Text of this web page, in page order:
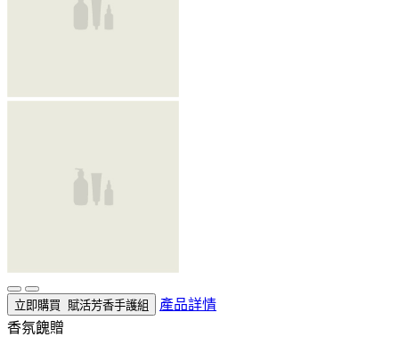
立即購買 賦活芳香手護組
產品詳情
香氛餽贈